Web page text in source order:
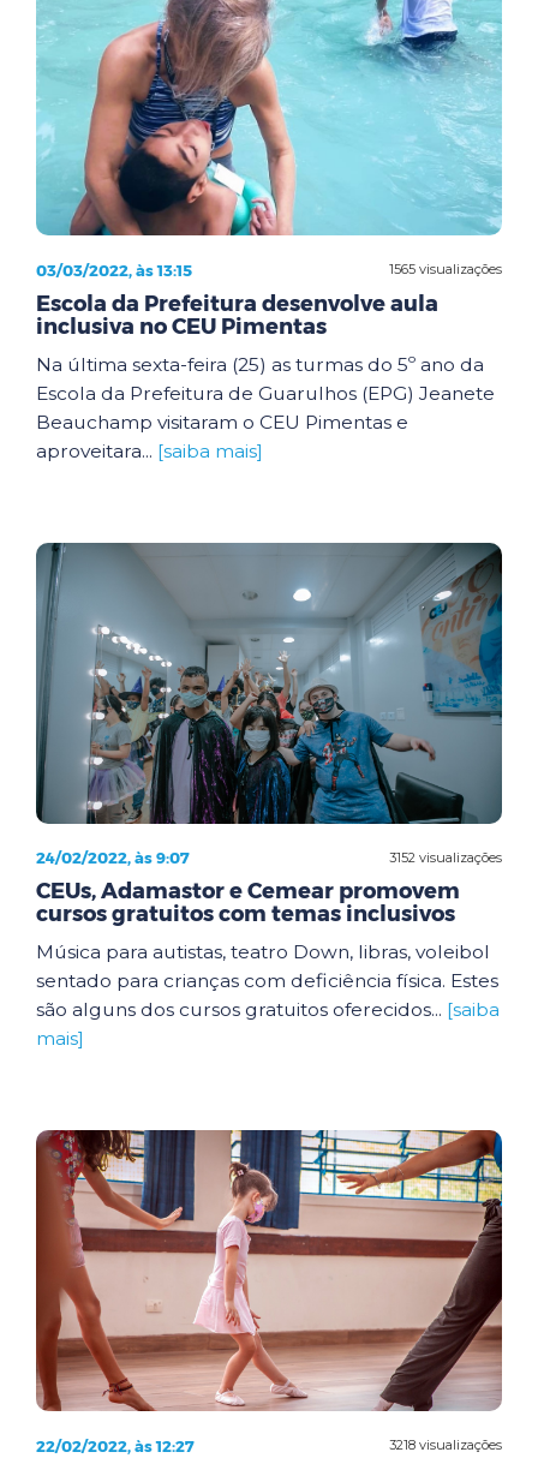
1565 visualizações
03/03/2022, às 13:15
Escola da Prefeitura desenvolve aula
inclusiva no CEU Pimentas
Na última sexta-feira (25) as turmas do 5º ano da
Escola da Prefeitura de Guarulhos (EPG) Jeanete
Beauchamp visitaram o CEU Pimentas e
aproveitara... [saiba mais]
3152 visualizações
24/02/2022, às 9:07
CEUs, Adamastor e Cemear promovem
cursos gratuitos com temas inclusivos
Música para autistas, teatro Down, libras, voleibol
sentado para crianças com deficiência física. Estes
são alguns dos cursos gratuitos oferecidos... [saiba
mais]
3218 visualizações
22/02/2022, às 12:27